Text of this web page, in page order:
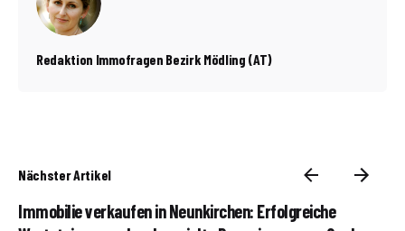
Redaktion Immofragen Bezirk Mödling (AT)
Nächster Artikel
Immobilie verkaufen in Neunkirchen: Erfolgreiche